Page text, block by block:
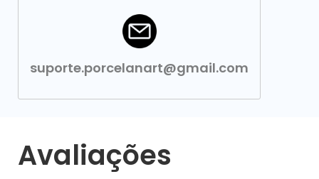
suporte.porcelanart@gmail.com
Avaliações